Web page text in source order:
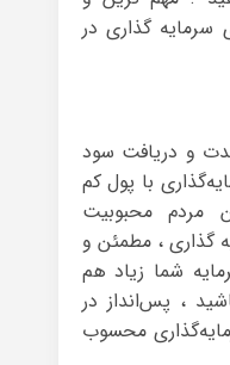
سرمایه گذاری در
و دریافت سود
با پول کم
مردم محبوبیت
گذاری ، مطمئن و
شما زیاد هم
، پس‌انداز در
محسوب